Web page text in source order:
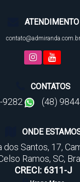
ATENDIMENTO
contato@admiranda.com.br
CONTATOS
9282 (48)
ONDE
dos Santos, 17,
Ramos, SC,
CRECI: 6311-J